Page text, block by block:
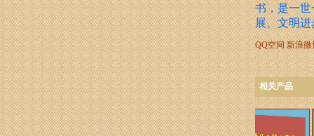
书，是一
展、文明
QQ空间 新浪微
相关产品